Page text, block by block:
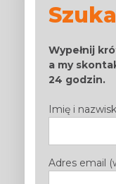
Wypełnij
a my
24 godzin.
Imię i
Adres email